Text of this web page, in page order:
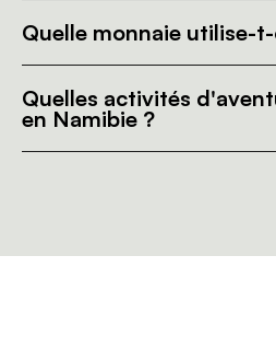
Quelle monnaie utilise-
Quelles activités
en Namibie ?